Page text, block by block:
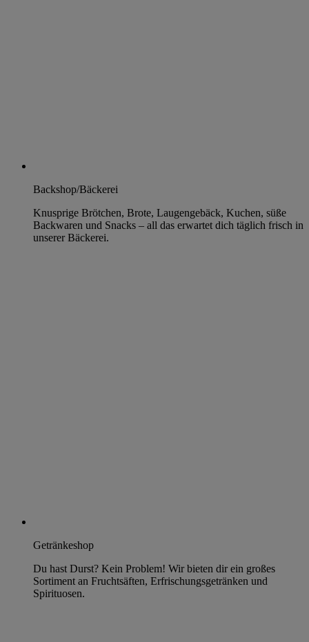
Backshop/Bäckerei
Knusprige Brötchen, Brote, Laugengebäck, Kuchen, süße
Backwaren und Snacks – all das erwartet dich täglich frisch in
unserer Bäckerei.
Getränkeshop
Du hast Durst? Kein Problem! Wir bieten dir ein großes
Sortiment an Fruchtsäften, Erfrischungsgetränken und
Spirituosen.